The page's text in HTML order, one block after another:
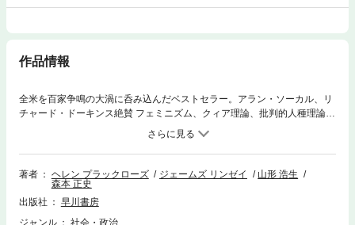
作品情報
全米を百家争鳴の大渦に呑み込んだベストセラー。アラン・ソーカル、リ
チャード・ドーキンス絶賛 フェミニズム、クィア理論、批判的人種理論―
―〈社会正義〉の御旗の下、急激な変異と暴走が続くポストモダニズム。
「第二のソーカル事件」でその杜撰な実態を暴き、全米に論争を巻き起こ
した著者コンビが、現代社会を破壊し続ける〈理論〉の正体を解明する！
著者
ヘレン プラックローズ ジェームズ リンゼイ
山形 浩生
森本 正史
出版社
早川書房